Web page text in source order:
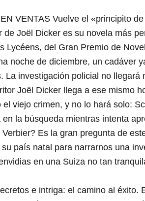
VENTAS Vuelve el «principito
de Joël Dicker es su novela más
Lycéens, del Gran Premio de
noche de diciembre, un cadáver
La investigación policial no
Joël Dicker llega a ese mismo
el viejo crimen, y no lo hará solo:
en la búsqueda mientras intenta
Es la gran pregunta de
país natal para narrarnos una
en una Suiza no tan
e intriga: el camino al